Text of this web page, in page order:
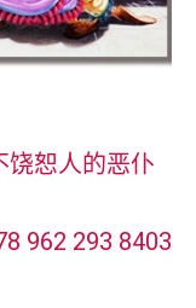
恕人的恶仆
962 293 8403